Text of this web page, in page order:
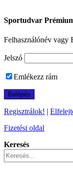
Sportudvar
Felhasználónév vagy
Jelszó
Emlékezz rám
Regisztrálok! |
Fizetési oldal
Keresés